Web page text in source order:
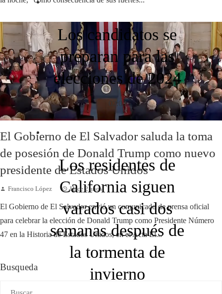
Los candidatos se
preparan para las
elecciones de 2024
02:03
Los residentes de
California siguen
varados casi dos
semanas después de
la tormenta de
invierno
El Gobierno de El Salvador saluda la toma
de posesión de Donald Trump como nuevo
presidente de Estados Unidos
Francisco López Hace 2 años
El Gobierno de El Salvador envió un comunicado de prensa oficial
para celebrar la elección de Donald Trump como Presidente Número
47 en la Historia de Estados Unidos, en el Acta El...
Busqueda